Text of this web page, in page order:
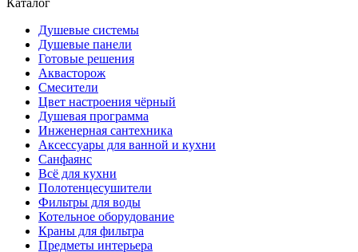
Каталог
Душевые системы
Душевые панели
Готовые решения
Аквасторож
Смесители
Цвет настроения чёрный
Душевая программа
Инженерная сантехника
Аксессуары для ванной и кухни
Санфаянс
Всё для кухни
Полотенцесушители
Фильтры для воды
Котельное оборудование
Краны для фильтра
Предметы интерьера